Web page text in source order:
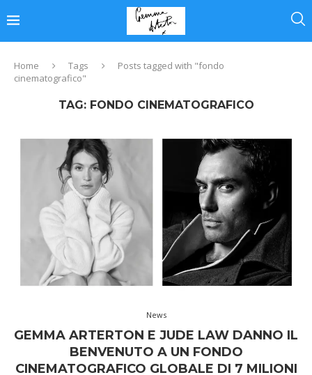
Home Tags
Posts tagged with "fondo
cinematografico"
TAG: FONDO CINEMATOGRAFICO
News
GEMMA ARTERTON E JUDE LAW DANNO IL
BENVENUTO A UN FONDO
CINEMATOGRAFICO GLOBALE DI 7 MILIONI